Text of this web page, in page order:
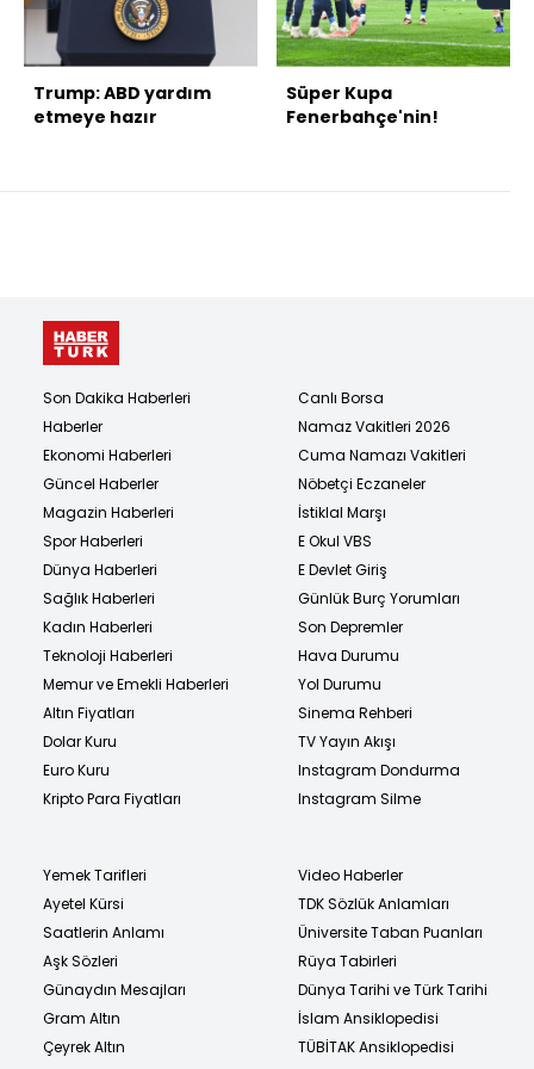
Trump: ABD yardım
etmeye hazır
Süper Kupa
Fenerbahçe'nin!
Son Dakika Haberleri
Haberler
Ekonomi Haberleri
Güncel Haberler
Magazin Haberleri
Spor Haberleri
Dünya Haberleri
Sağlık Haberleri
Kadın Haberleri
Teknoloji Haberleri
Memur ve Emekli Haberleri
Altın Fiyatları
Dolar Kuru
Euro Kuru
Kripto Para Fiyatları
Canlı Borsa
Namaz Vakitleri 2026
Cuma Namazı Vakitleri
Nöbetçi Eczaneler
İstiklal Marşı
E Okul VBS
E Devlet Giriş
Günlük Burç Yorumları
Son Depremler
Hava Durumu
Yol Durumu
Sinema Rehberi
TV Yayın Akışı
Instagram Dondurma
Instagram Silme
Yemek Tarifleri
Ayetel Kürsi
Saatlerin Anlamı
Aşk Sözleri
Günaydın Mesajları
Gram Altın
Çeyrek Altın
Video Haberler
TDK Sözlük Anlamları
Üniversite Taban Puanları
Rüya Tabirleri
Dünya Tarihi ve Türk Tarihi
İslam Ansiklopedisi
TÜBİTAK Ansiklopedisi